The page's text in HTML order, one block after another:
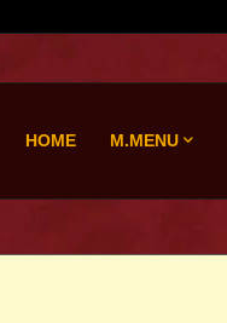
HOME M.MENU